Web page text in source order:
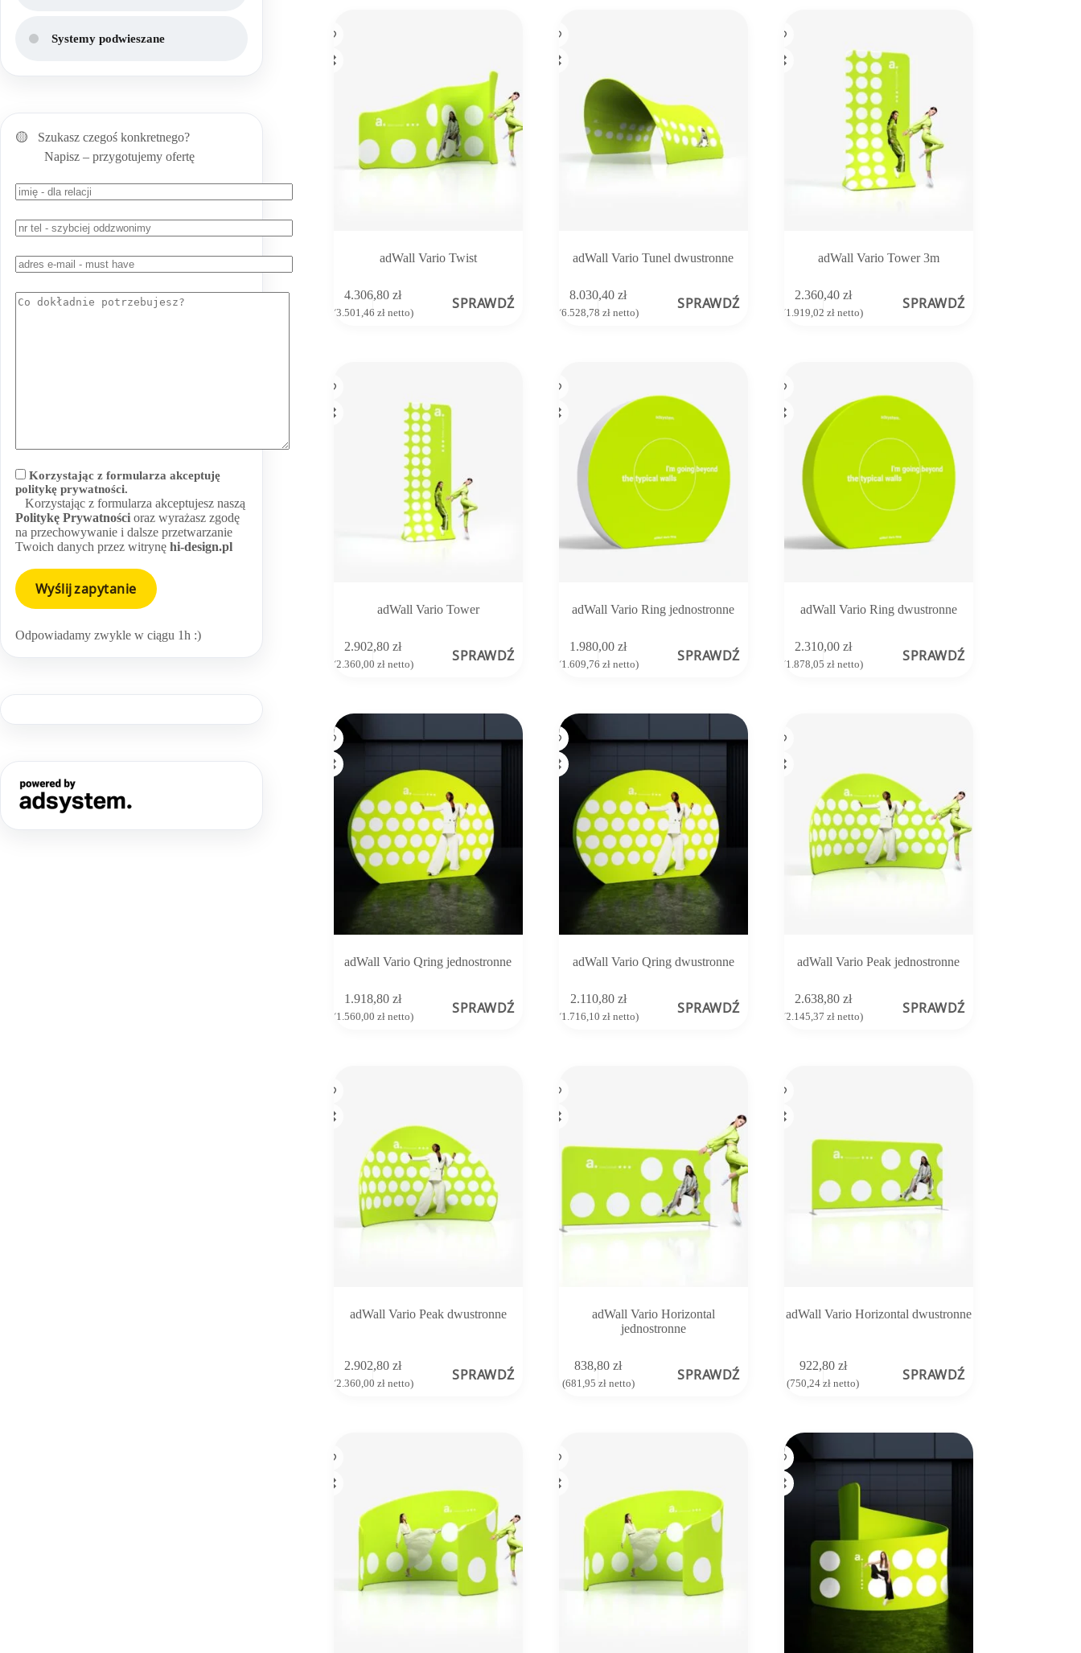
adWall Vario Twist
4.306,80zł
(3.501,46 złnetto) SPRAWDŹ
adWall Vario Tunel dwustronne
8.030,40zł
(6.528,78 złnetto) SPRAWDŹ
adWall Vario Tower 3m
2.360,40 zł
(1.919,02zł netto) SPRAWDŹ
adWall Vario Tower
2.902,80zł
(2.360,00 złnetto) SPRAWDŹ
adWall Vario Ring jednostronne
1.980,00zł
(1.609,76 złnetto) SPRAWDŹ
adWall Vario Ring dwustronne
2.310,00 zł
(1.878,05zł netto) SPRAWDŹ
adWall Vario Qring jednostronne
1.918,80zł
(1.560,00 złnetto) SPRAWDŹ
adWall Vario Qring dwustronne
2.110,80 zł
(1.716,10 złnetto) SPRAWDŹ
adWall Vario Peak jednostronne
2.638,80 zł
(2.145,37zł netto) SPRAWDŹ
adWall Vario Peak dwustronne
2.902,80zł
(2.360,00 złnetto) SPRAWDŹ
adWall Vario Horizontal
jednostronne
838,80zł
(681,95 złnetto) SPRAWDŹ
adWall Vario Horizontal dwustronne
922,80 zł
(750,24zł netto) SPRAWDŹ
Systemy podwieszane
🟡 Szukasz czegoś konkretnego?
Napisz – przygotujemy ofertę
Korzystając z formularza akceptuję
politykę prywatności.
Korzystając z formularza akceptujesz naszą
Politykę Prywatności oraz wyrażasz zgodę
na przechowywanie i dalsze przetwarzanie
Twoich danych przez witrynę hi-design.pl
Odpowiadamy zwykle w ciągu 1h :)